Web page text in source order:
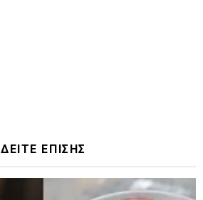
ΔΕΙΤΕ ΕΠΙΣΗΣ